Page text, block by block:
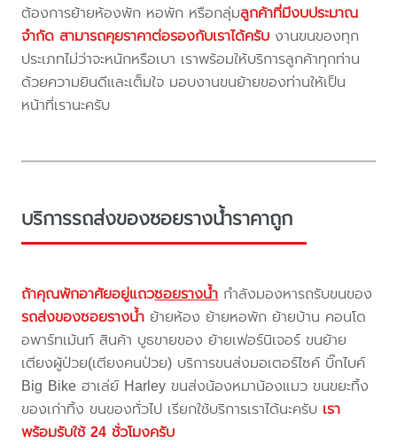
ต้องการย้ายห้องพัก หอพัก หรือกลุ่มลูกค้าที่มีงบประมาณ
จำกัด สามารถคุยราคาต่อรองกับเราได้ครับ งานขนของทุก
ประเภทไม่ว่าจะหนักหรือเบา เราพร้อมให้บริการลูกค้าทุกท่าน
ด้วยความยินดีและเต็มใจ มอบงานขนย้ายของท่านให้เป็น
หน้าที่เรานะครับ
บริการรถส่งของซอยรางน้ำราคาถูก
ถ้าคุณพักอาศัยอยู่แถวซอยรางน้ำ กำลังมองหารถรับขนของ
รถส่งของซอยรางน้ำ ย้ายห้อง ย้ายหอพัก ย้ายบ้าน คอนโด
อพาร์ทเม้นท์ สินค้า บูธขายของ ย้ายเฟอร์นิเจอร์ ขนย้าย
เตียงผู้ป่วย(เตียงคนป่วย) บริการขนส่งมอเตอร์ไซค์ บิ๊กไบค์
Big Bike ฮาเล่ย์ Harley ขนส่งน้องหมาน้องแมว ขนขยะทิ้ง
ของเก่าทิ้ง ขนของทั่วไป เรียกใช้บริการเราได้นะครับ เรา
พร้อมรับใช้ 24 ชั่วโมงครับ